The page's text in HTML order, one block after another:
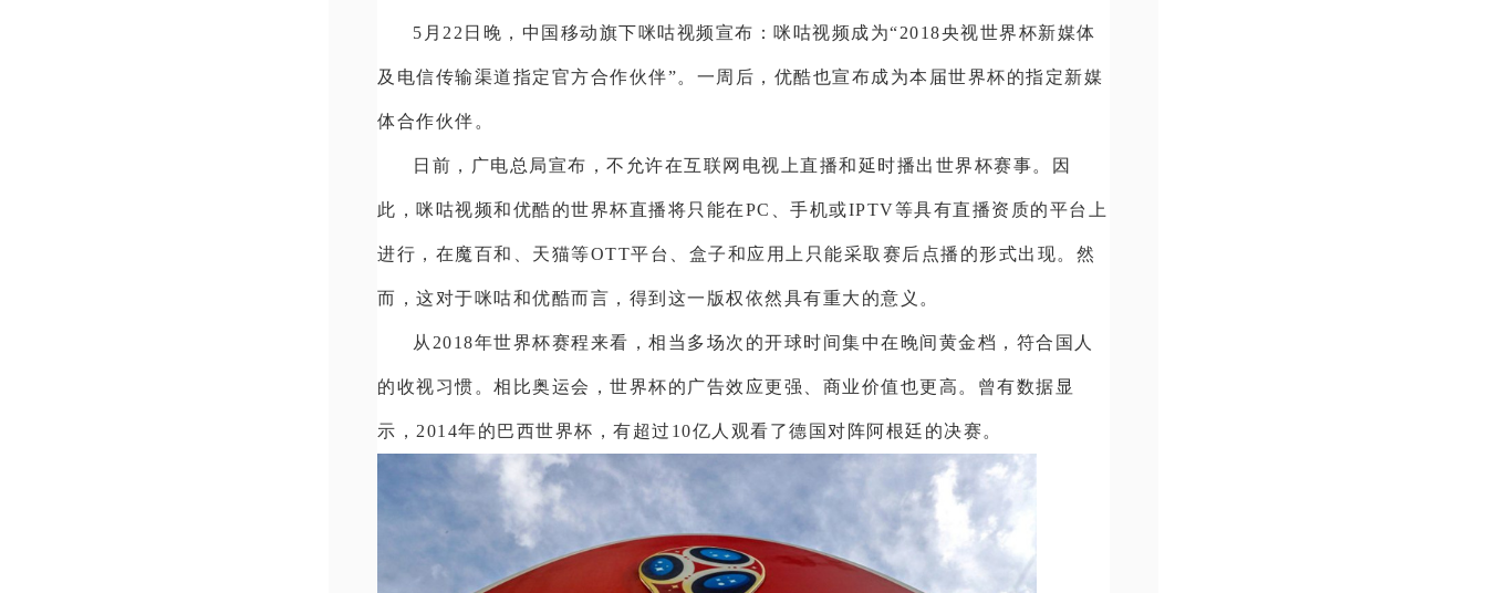
5月22日晚，中国移动旗下咪咕视频宣布：咪咕视频成为“2018央视世界杯新媒体
及电信传输渠道指定官方合作伙伴”。一周后，优酷也宣布成为本届世界杯的指定新媒
体合作伙伴。
日前，广电总局宣布，不允许在互联网电视上直播和延时播出世界杯赛事。因
此，咪咕视频和优酷的世界杯直播将只能在PC、手机或IPTV等具有直播资质的平台上
进行，在魔百和、天猫等OTT平台、盒子和应用上只能采取赛后点播的形式出现。然
而，这对于咪咕和优酷而言，得到这一版权依然具有重大的意义。
从2018年世界杯赛程来看，相当多场次的开球时间集中在晚间黄金档，符合国人
的收视习惯。相比奥运会，世界杯的广告效应更强、商业价值也更高。曾有数据显
示，2014年的巴西世界杯，有超过10亿人观看了德国对阵阿根廷的决赛。